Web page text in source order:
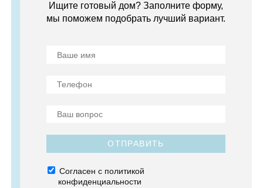
Ищите готовый дом? Заполните форму,
мы поможем подобрать лучший вариант.
ОТПРАВИТЬ
Согласен с политикой
конфиденциальности